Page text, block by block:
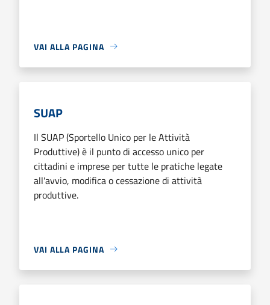
VAI ALLA PAGINA
SUAP
Il SUAP (Sportello Unico per le Attività
Produttive) è il punto di accesso unico per
cittadini e imprese per tutte le pratiche legate
all'avvio, modifica o cessazione di attività
produttive.
VAI ALLA PAGINA